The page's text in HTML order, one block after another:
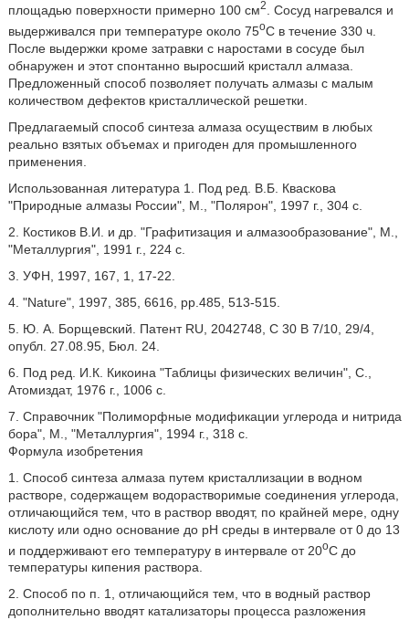
площадью поверхности примерно 100 см2
. Сосуд нагревался и
выдерживался при температуре около 75oС в течение 330 ч.
После выдержки кроме затравки с наростами в сосуде был
обнаружен и этот спонтанно выросший кристалл алмаза.
Предложенный способ позволяет получать алмазы с малым
количеством дефектов кристаллической решетки.
Предлагаемый способ синтеза алмаза осуществим в любых
реально взятых объемах и пригоден для промышленного
применения.
Использованная литература 1. Под ред. В.Б. Кваскова
"Природные алмазы России", М., "Полярон", 1997 г., 304 с.
2. Костиков В.И. и др. "Графитизация и алмазообразование", М.,
"Металлургия", 1991 г., 224 с.
3. УФН, 1997, 167, 1, 17-22.
4. "Nature", 1997, 385, 6616, рр.485, 513-515.
5. Ю. А. Борщевский. Патент RU, 2042748, С 30 В 7/10, 29/4,
опубл. 27.08.95, Бюл. 24.
6. Под ред. И.К. Кикоина "Таблицы физических величин", С.,
Атомиздат, 1976 г., 1006 с.
7. Справочник "Полиморфные модификации углерода и нитрида
бора", М., "Металлургия", 1994 г., 318 с.
Формула изобретения
1. Способ синтеза алмаза путем кристаллизации в водном
растворе, содержащем водорастворимые соединения углерода,
отличающийся тем, что в раствор вводят, по крайней мере, одну
кислоту или одно основание до рН среды в интервале от 0 до 13
и поддерживают его температуру в интервале от 20oС до
температуры кипения раствора.
2. Способ по п. 1, отличающийся тем, что в водный раствор
дополнительно вводят катализаторы процесса разложения